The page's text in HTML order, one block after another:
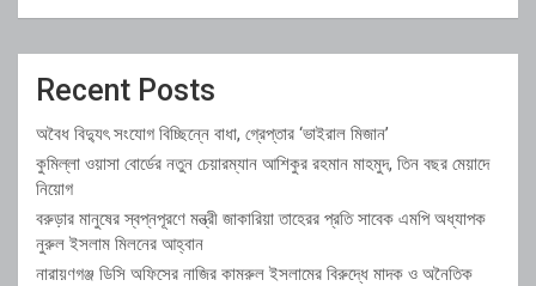
Recent Posts
অবৈধ বিদ্যুৎ সংযোগ বিচ্ছিন্নে বাধা, গ্রেপ্তার ‘ভাইরাল মিজান’
কুমিল্লা ওয়াসা বোর্ডের নতুন চেয়ারম্যান আশিকুর রহমান মাহমুদ, তিন বছর মেয়াদে
নিয়োগ
বরুড়ার মানুষের স্বপ্নপূরণে মন্ত্রী জাকারিয়া তাহেরর প্রতি সাবেক এমপি অধ্যাপক
নুরুল ইসলাম মিলনের আহ্বান
নারায়ণগঞ্জ ডিসি অফিসের নাজির কামরুল ইসলামের বিরুদ্ধে মাদক ও অনৈতিক